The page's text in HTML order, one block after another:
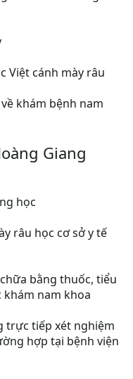
Việt cánh mày râu
khám bệnh nam
Giang
học
râu học cơ sở y tế
bằng thuốc, tiểu
nam khoa
trực tiếp xét nghiệm
hợp tại bệnh viện